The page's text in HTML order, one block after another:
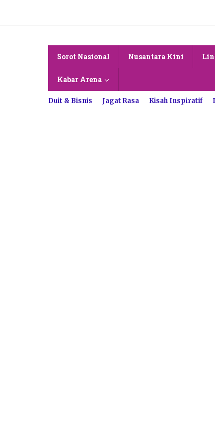
konten
Sorot Nasional Nusantara Kini
Kabar Arena
Duit & Bisnis Jagat Rasa Kisah Inspiratif